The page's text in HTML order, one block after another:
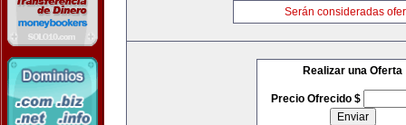
Serán consideradas
Realizar una Oferta
Precio Ofrecido $